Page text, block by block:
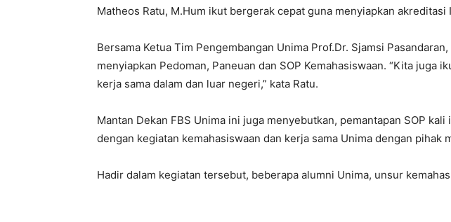
Matheos Ratu, M.Hum ikut bergerak cepat guna menyiapkan
Bersama Ketua Tim Pengembangan Unima Prof.Dr. Sjamsi
menyiapkan Pedoman, Paneuan dan SOP Kemahasiswaan. “Kita juga
kerja sama dalam dan luar negeri,” kata Ratu.
Mantan Dekan FBS Unima ini juga menyebutkan, pemantapan SOP
dengan kegiatan kemahasiswaan dan kerja sama Unima dengan pihak
Hadir dalam kegiatan tersebut, beberapa alumni Unima, unsur